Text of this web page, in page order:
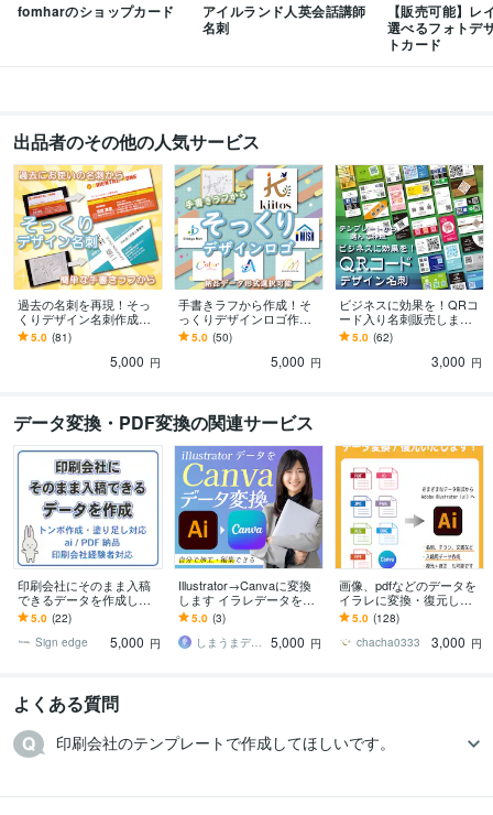
fomharのショップカード
アイルランド人英会話講師
名刺
【販売可能】レ
選べるフォトデ
トカード
出品者のその他の人気サービス
過去の名刺を再現！そっ
くりデザイン名刺作成し
ます 手書きイメージや変
えたくない過去の名刺を
そっくりに作成します
5.0 (81)
5,000 円
手書きラフから作成！そ
っくりデザインロゴ作成
します 納品データ形式選
択可能！貴方のイメージ
から正式なデータが完成
5.0 (50)
5,000 円
ビジネスに効果を！QRコ
ード入り名刺販売します
情報社会にピッタリで売
り上げアップQRコード入
5.0 (62)
3,000 円
データ変換・PDF変換の関連サービス
印刷会社にそのまま入稿
できるデータを作成しま
す 印刷会社経験者が入稿
データ作成 スピーディ
ーに対応します
5.0 (22)
Sign edge
5,000 円
Illustrator→Canvaに変換
します イラレデータを編
集・修正できるように！
【データ変換サービス】
5.0 (3)
しまうまデザイン
5,000 円
画像、pdfなどのデータを
イラレに変換・復元しま
す さまざまなデータ形式
をaiデータに変換します
5.0 (128)
chacha0333
3,000 円
よくある質問
印刷会社のテンプレートで作成してほしいです。